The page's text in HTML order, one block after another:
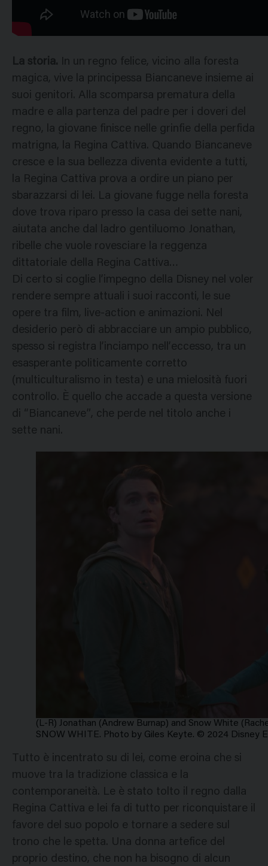
La storia. In un regno felice, vicino alla foresta
magica, vive la principessa Biancaneve insieme ai
suoi genitori. Alla scomparsa prematura della
madre e alla partenza del padre per i doveri del
regno, la giovane finisce nelle grinfie della perfida
matrigna, la Regina Cattiva. Quando Biancaneve
cresce e la sua bellezza diventa evidente a tutti,
la Regina Cattiva prova a ordire un piano per
sbarazzarsi di lei. La giovane fugge nella foresta
dove trova riparo presso la casa dei sette nani,
aiutata anche dal ladro gentiluomo Jonathan,
ribelle che vuole rovesciare la reggenza
dittatoriale della Regina Cattiva…
Di certo si coglie l’impegno della Disney nel voler
rendere sempre attuali i suoi racconti, le sue
opere tra film, live-action e animazioni. Nel
desiderio però di abbracciare un ampio pubblico,
spesso si registra l’inciampo nell’eccesso, tra un
esasperante politicamente corretto
(multiculturalismo in testa) e una mielosità fuori
controllo. È quello che accade a questa versione
di “Biancaneve”, che perde nel titolo anche i
sette nani.
(L-R) Jonathan (Andrew Burnap) and Snow White
SNOW WHITE. Photo by Giles Keyte. © 2024 Disney
Tutto è incentrato su di lei, come eroina che si
muove tra la tradizione classica e la
contemporaneità. Le è stato tolto il regno dalla
Regina Cattiva e lei fa di tutto per riconquistare il
favore del suo popolo e tornare a sedere sul
trono che le spetta. Una donna artefice del
proprio destino, che non ha bisogno di alcun